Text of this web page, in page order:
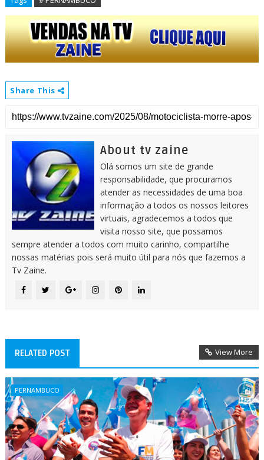
Share This
About tv zaine
Olá somos um site de grande
responsabilidade, que procuramos
atender as necessidades de uma boa
informação a todos os nossos leitores
virtuais, agradecemos a todos que
visita nosso site, que possamos
sempre atender a todos com muito carinho, compartilhe
nossas matérias pois será muito útil para nós que fazemos a
Tv Zaine.
RELATED POST View More
PERNAMBUCO